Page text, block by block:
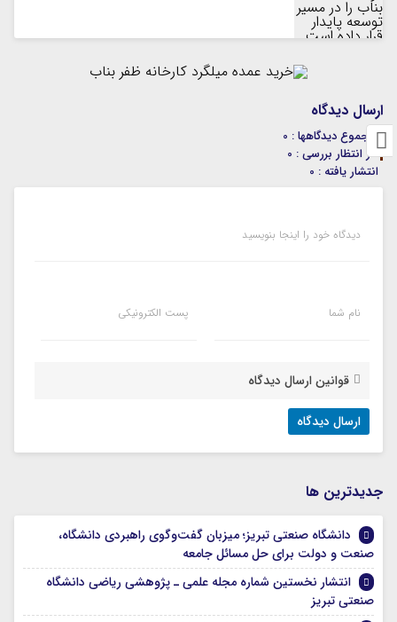
ارسال دیدگاه
مجموع دیدگاهها : 0
در انتظار بررسی : 0
انتشار یافته : 0
دیدگاه خود را اینجا بنویسید
نام شما پست الکترونیکی
قوانین ارسال دیدگاه
جديدترين ها
دانشگاه صنعتی تبریز؛ میزبان گفت‌وگوی راهبردی دانشگاه،
صنعت و دولت برای حل مسائل جامعه
انتشار نخستین شماره مجله علمی ـ پژوهشی ریاضی دانشگاه
صنعتی تبریز